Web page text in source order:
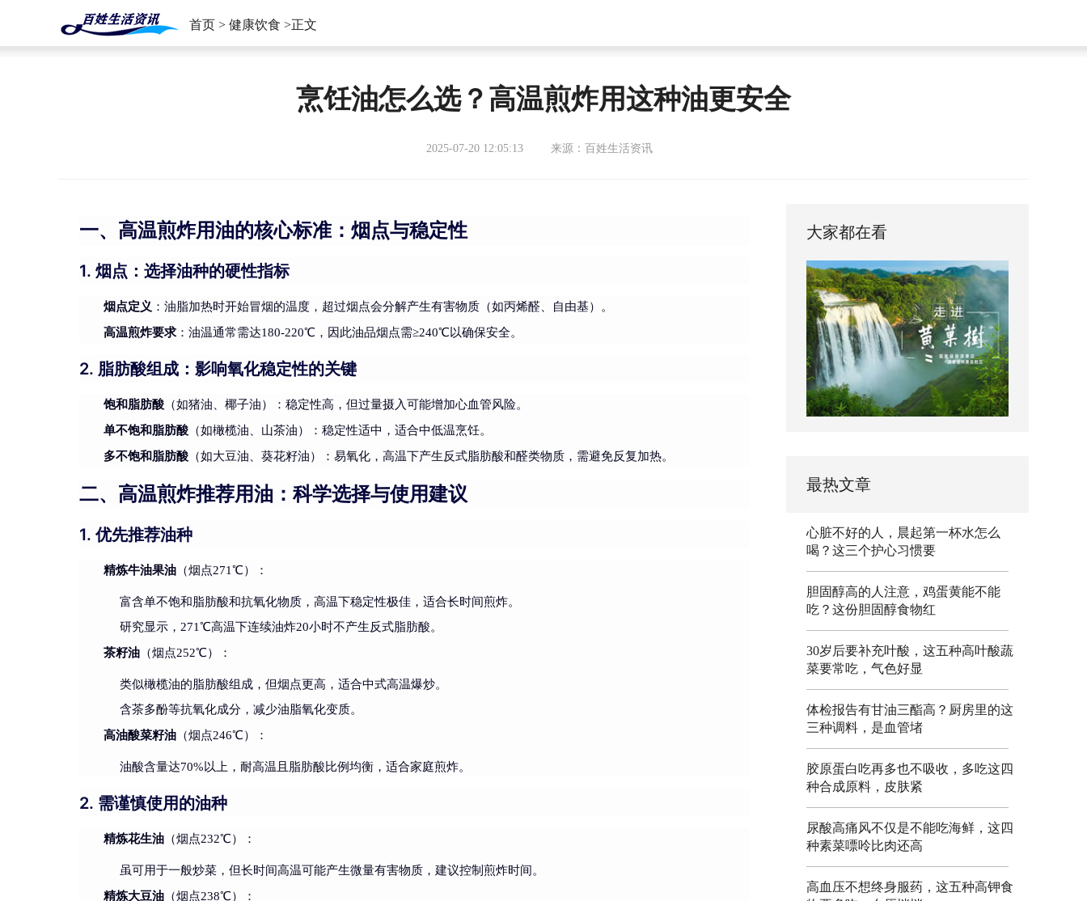
首页 > 健康饮食 >正文
烹饪油怎么选？高温煎炸用这种油更安全
2025-07-20 12:05:13 来源：百姓生活资讯
一、高温煎炸用油的核心标准：烟点与稳定性
1. 烟点：选择油种的硬性指标
烟点定义 ：油脂加热时开始冒烟的温度，超过烟点会分解产生有害物质（如丙烯醛、自由基）。
高温煎炸要求 ：油温通常需达180-220℃，因此油品烟点需≥240℃以确保安全。
2. 脂肪酸组成：影响氧化稳定性的关键
饱和脂肪酸 （如猪油、椰子油）：稳定性高，但过量摄入可能增加心血管风险。
单不饱和脂肪酸 （如橄榄油、山茶油）：稳定性适中，适合中低温烹饪。
多不饱和脂肪酸 （如大豆油、葵花籽油）：易氧化，高温下产生反式脂肪酸和醛类物质，需避免反复加热。
二、高温煎炸推荐用油：科学选择与使用建议
1. 优先推荐油种
精炼牛油果油 （烟点271℃）：
富含单不饱和脂肪酸和抗氧化物质，高温下稳定性极佳，适合长时间煎炸。
研究显示，271℃高温下连续油炸20小时不产生反式脂肪酸。
茶籽油 （烟点252℃）：
类似橄榄油的脂肪酸组成，但烟点更高，适合中式高温爆炒。
含茶多酚等抗氧化成分，减少油脂氧化变质。
高油酸菜籽油 （烟点246℃）：
油酸含量达70%以上，耐高温且脂肪酸比例均衡，适合家庭煎炸。
2. 需谨慎使用的油种
精炼花生油 （烟点232℃）：
虽可用于一般炒菜，但长时间高温可能产生微量有害物质，建议控制煎炸时间。
精炼大豆油 （烟点238℃）：
大家都在看
最热文章
心脏不好的人，晨起第一杯水怎么
喝？这三个护心习惯要
胆固醇高的人注意，鸡蛋黄能不能
吃？这份胆固醇食物红
30岁后要补充叶酸，这五种高叶酸蔬
菜要常吃，气色好显
体检报告有甘油三酯高？厨房里的这
三种调料，是血管堵
胶原蛋白吃再多也不吸收，多吃这四
种合成原料，皮肤紧
尿酸高痛风不仅是不能吃海鲜，这四
种素菜嘌呤比肉还高
高血压不想终身服药，这五种高钾食